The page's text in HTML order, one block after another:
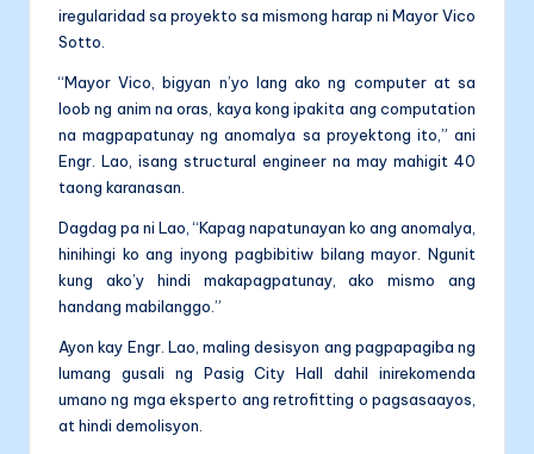
iregularidad sa proyekto sa mismong harap ni Mayor Vico
Sotto.
“Mayor Vico, bigyan n’yo lang ako ng computer at sa
loob ng anim na oras, kaya kong ipakita ang computation
na magpapatunay ng anomalya sa proyektong ito,” ani
Engr. Lao, isang structural engineer na may mahigit 40
taong karanasan.
Dagdag pa ni Lao, “Kapag napatunayan ko ang anomalya,
hinihingi ko ang inyong pagbibitiw bilang mayor. Ngunit
kung ako’y hindi makapagpatunay, ako mismo ang
handang mabilanggo.”
Ayon kay Engr. Lao, maling desisyon ang pagpapagiba ng
lumang gusali ng Pasig City Hall dahil inirekomenda
umano ng mga eksperto ang retrofitting o pagsasaayos,
at hindi demolisyon.